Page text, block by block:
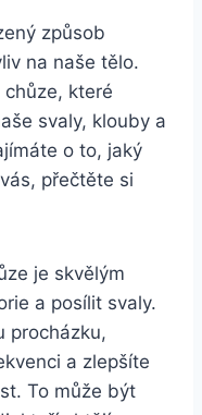
způsob
na naše tělo.
které
svaly, klouby a
o to, jaký
přečtěte si
je skvělým
a posílit svaly.
procházku,
a zlepšíte
To může být